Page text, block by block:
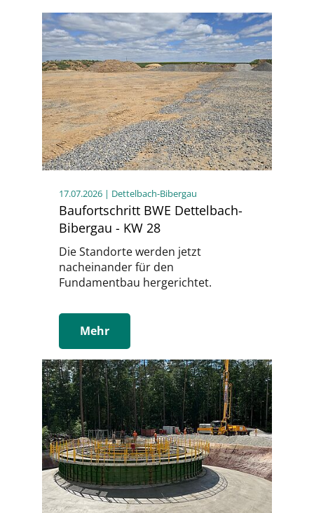
17.07.2026 | Dettelbach-Bibergau
Baufortschritt BWE Dettelbach-
Bibergau - KW 28
Die Standorte werden jetzt
nacheinander für den
Fundamentbau hergerichtet.
Mehr